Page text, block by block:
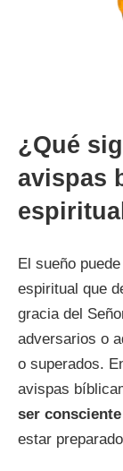
¿Qué
avispas
El sueño
espiritual que
gracia del
adversarios o
o superados.
avispas
ser
estar